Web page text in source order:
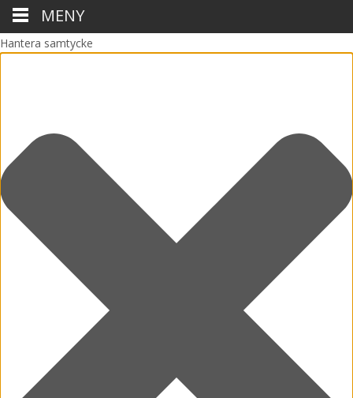
Hantera samtycke
MENY